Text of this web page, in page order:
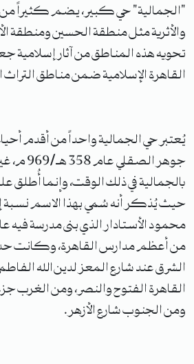
"الجمالية" حي كبير، يضم كثيراً من
والأثرية مثل منطقة الحسين ومنطقة
تحويه هذه المناطق من آثار إسلامية
القاهرة الإسلامية ضمن مناطق التراث
يُعتبر حي الجمالية واحداً من أقدم
جوهر
بالجمالية في ذلك الوقت، وإنما أُطلق
حيث يُذكر أنه سُمي بهذا الاسم نسبة
من أعظم مدارس القاهرة، وكانت
الشرق عند شارع المعز لدين الله
القاهرة الفتوح والنصر، ومن الغرب
ومن الجنوب شارع الأزهر.